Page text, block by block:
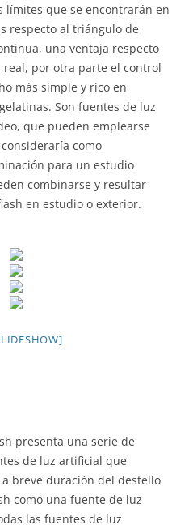
límites que se encontrarán en
respecto al triángulo de
una ventaja respecto
por otra parte el control
más simple y rico en
Son fuentes de luz
que pueden emplearse
como
para un estudio
combinarse y resultar
en estudio o exterior.
presenta una serie de
de luz artificial que
breve duración del destello
como una fuente de luz
las fuentes de luz